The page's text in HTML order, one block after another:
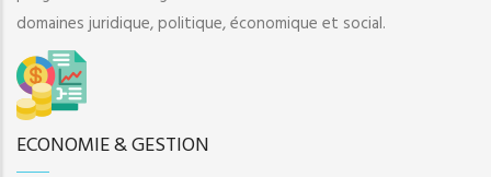
domaines juridique, politique, économique et social.
ECONOMIE & GESTION